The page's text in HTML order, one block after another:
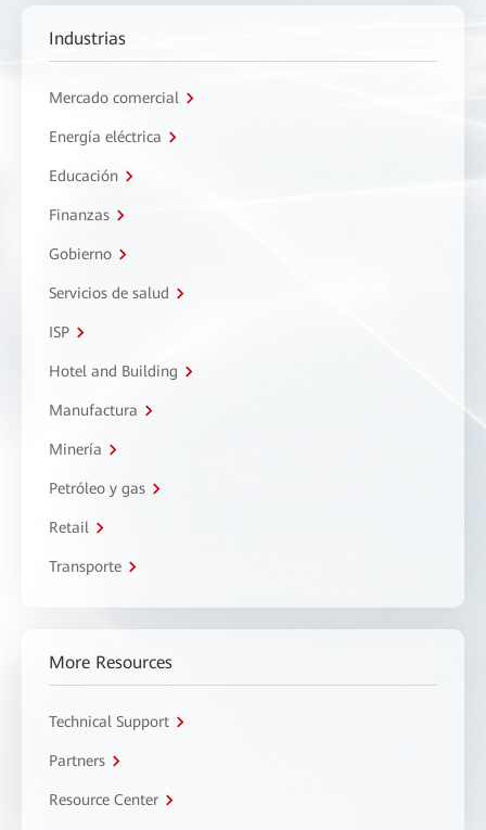
Industrias
Mercado comercial
Energía eléctrica
Educación
Finanzas
Gobierno
Servicios de salud
ISP
Hotel and Building
Manufactura
Minería
Petróleo y gas
Retail
Transporte
More Resources
Technical Support
Partners
Resource Center